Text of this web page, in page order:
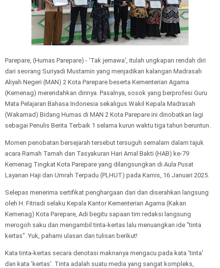
Parepare, (Humas Parepare) - 'Tak jemawa', itulah ungkapan rendah diri
dari seorang Suriyadi Mustamin yang menjadikan kalangan Madrasah
Aliyah Negeri (MAN) 2 Kota Parepare beserta Kementerian Agama
(Kemenag) merendahkan dirinya. Pasalnya, sosok yang berprofesi Guru
Mata Pelajaran Bahasa Indonesia sekaligus Wakil Kepala Madrasah
(Wakamad) Bidang Humas di MAN 2 Kota Parepare ini dinobatkan lagi
sebagai Penulis Berita Terbaik 1 selama kurun waktu tiga tahun beruntun.
Momen penobatan bersejarah tersebut tersuguh semalam dalam tajuk
acara Ramah Tamah dan Tasyakuran Hari Amal Bakti (HAB) ke-79
Kemenag Tingkat Kota Parepare yang dilangsungkan di Aula Pusat
Layanan Haji dan Umrah Terpadu (PLHUT) pada Kamis, 16 Januari 2025.
Selepas menerima sertifikat penghargaan dari dan diserahkan langsung
oleh H. Fitriadi selaku Kepala Kantor Kementerian Agama (Kakan
Kemenag) Kota Parepare, Adi begitu sapaan tim redaksi langsung
merogoh saku dan mengambil tinta-kertas lalu menuangkan ide "tinta
kertas". Yuk, pahami ulasan dan tulisan berikut!
Kata tinta-kertas secara denotasi maknanya mengacu pada kata 'tinta'
dan kata 'kertas'. Tinta adalah suatu media yang sangat kompleks,